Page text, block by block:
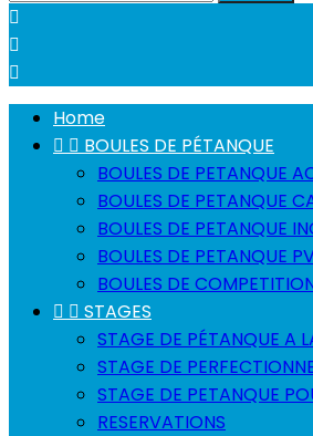



Home
  BOULES DE PÉTANQUE
BOULES DE PETANQUE
BOULES DE PETANQUE
BOULES DE PETANQUE
BOULES DE PETANQUE
BOULES DE
  STAGES
STAGE DE PÉTANQUE A
STAGE DE
STAGE DE PETANQUE
RESERVATIONS